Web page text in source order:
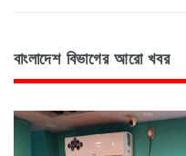
বাংলাদেশ বিভাগের আরো খবর